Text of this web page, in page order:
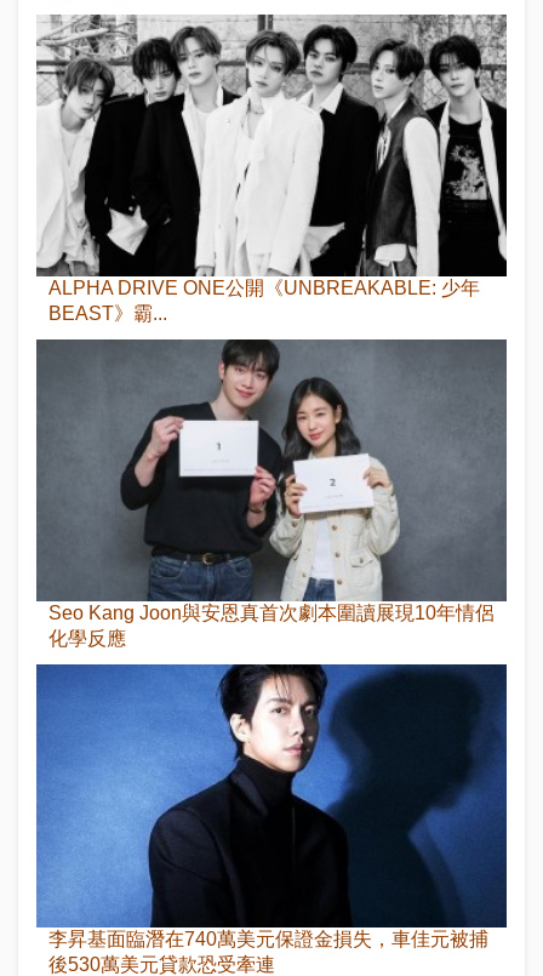
ALPHA DRIVE ONE公開《UNBREAKABLE: 少年
BEAST》霸...
Seo Kang Joon與安恩真首次劇本圍讀展現10年情侶
化學反應
李昇基面臨潛在740萬美元保證金損失，車佳元被捕
後530萬美元貸款恐受牽連